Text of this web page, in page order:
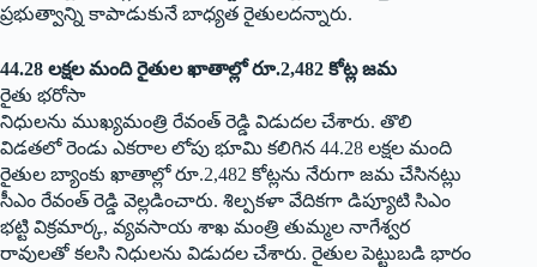
ప్ర‌భుత్వాన్ని కాపాడుకునే బాధ్య‌త రైతుల‌ద‌న్నారు.
44.28 లక్షల మంది రైతుల ఖాతాల్లో రూ.2,482 కోట్ల జమ
రైతు భరోసా
నిధులను ముఖ్యమంత్రి రేవంత్‌ ‌రెడ్డి విడుదల చేశారు. తొలి
విడతలో రెండు ఎకరాల లోపు భూమి కలిగిన 44.28 లక్షల మంది
రైతుల బ్యాంకు ఖాతాల్లో రూ.2,482 కోట్లను నేరుగా జమ చేసినట్లు
సీఎం రేవంత్‌ ‌రెడ్డి వెల్లడించారు. శిల్పకళా వేదికగా డిప్యూటి సిఎం
భట్టి విక్రమార్క, వ్యవసాయ శాఖ మంత్రి తుమ్మల నాగేశ్వర
రావులతో కలసి నిధులను విడుదల చేశారు. రైతుల పెట్టుబడి భారం